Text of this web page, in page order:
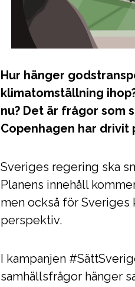
Hur hänger
klimatomställning
nu? Det är frågor som
Copenhagen har drivit
Sveriges regering ska
Planens innehåll
men också för
perspektiv.
I kampanjen
samhällsfrågor hänger